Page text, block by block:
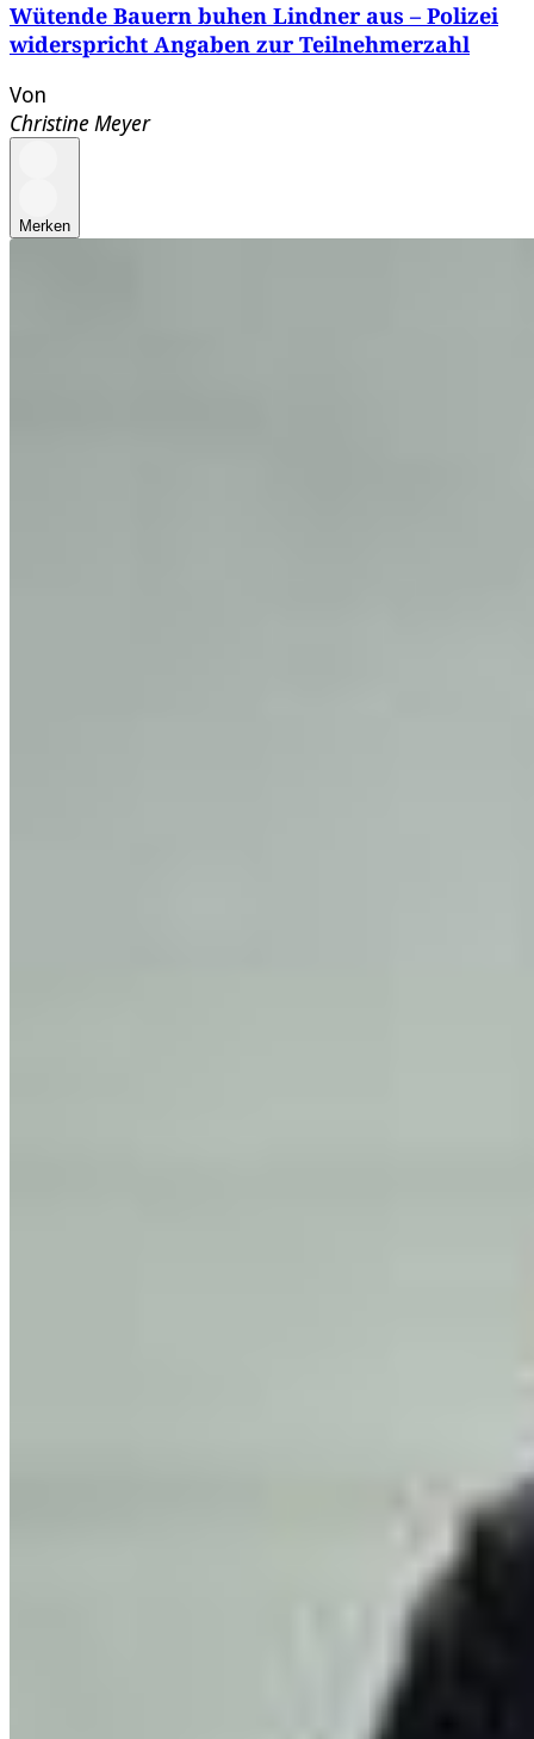
Wütende Bauern buhen Lindner aus – Polizei
widerspricht Angaben zur Teilnehmerzahl
Von
Christine Meyer
Merken